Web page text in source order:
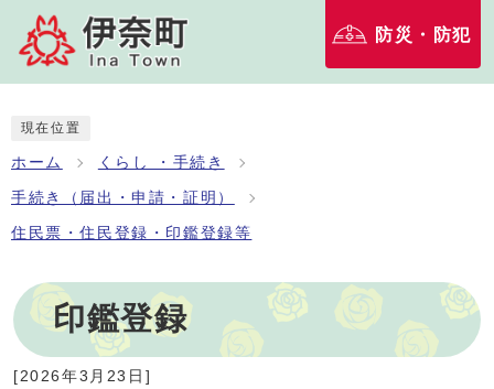
防災・防犯
現在位置
ホーム くらし ・手続き
手続き（届出・申請・証明）
住民票・住民登録・印鑑登録等
印鑑登録
[2026年3月23日 ]